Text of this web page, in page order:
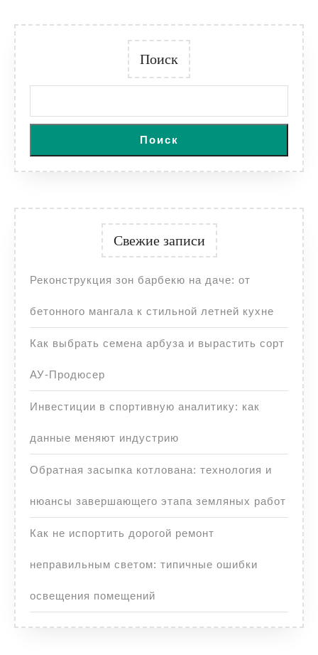
Поиск
Поиск
Свежие записи
Реконструкция зон барбекю на даче: от
бетонного мангала к стильной летней кухне
Как выбрать семена арбуза и вырастить сорт
АУ-Продюсер
Инвестиции в спортивную аналитику: как
данные меняют индустрию
Обратная засыпка котлована: технология и
нюансы завершающего этапа земляных работ
Как не испортить дорогой ремонт
неправильным светом: типичные ошибки
освещения помещений